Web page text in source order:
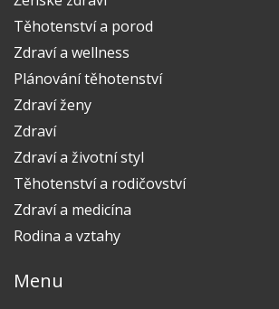
Těhotenství a porod
Zdraví a wellness
Plánování těhotenství
Zdraví ženy
Zdraví
Zdraví a životní styl
Těhotenství a rodičovství
Zdraví a medicína
Rodina a vztahy
Menu